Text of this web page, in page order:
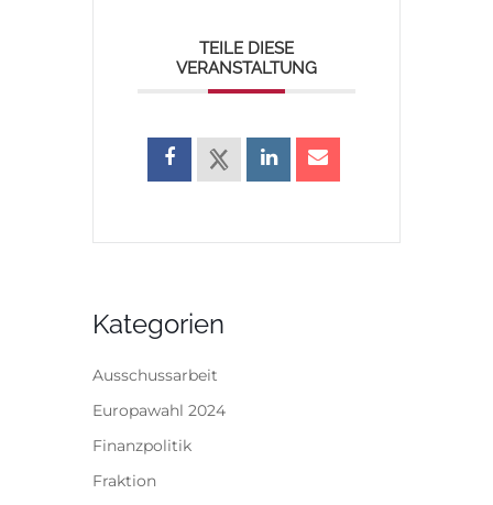
TEILE DIESE
VERANSTALTUNG
Kategorien
Ausschussarbeit
Europawahl 2024
Finanzpolitik
Fraktion